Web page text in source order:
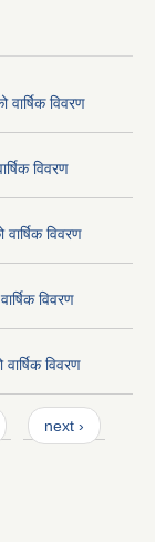
वार्षिक विवरण
विवरण
विवरण
विवरण
विवरण
next ›